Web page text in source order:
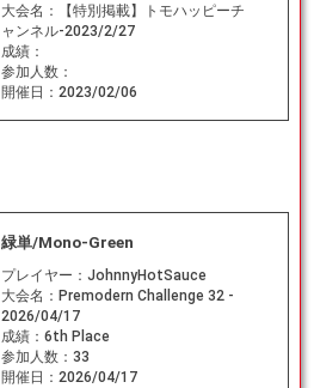
大会名：
【特別掲載】トモハッピーチ
ャンネル-2023/2/27
成績：
参加人数：
開催日： 2023/02/06
緑単/Mono-Green
プレイヤー： JohnnyHotSauce
大会名： Premodern Challenge 32 -
2026/04/17
成績： 6th Place
参加人数： 33
開催日： 2026/04/17